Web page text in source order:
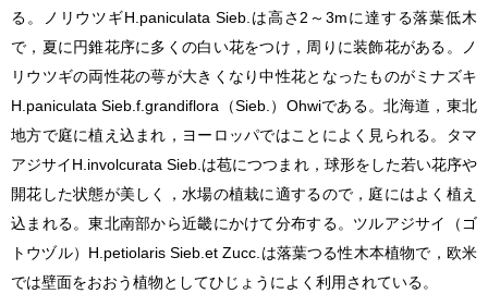
る。ノリウツギH.paniculata Sieb.は高さ2～3mに達する落葉低木
で，夏に円錐花序に多くの白い花をつけ，周りに装飾花がある。ノ
リウツギの両性花の萼が大きくなり中性花となったものがミナズキ
H.paniculata Sieb.f.grandiflora （Sieb.）Ohwiである。北海道，東北
地方で庭に植え込まれ，ヨーロッパではことによく見られる。タマ
アジサイH.involcurata Sieb.は苞につつまれ，球形をした若い花序や
開花した状態が美しく，水場の植栽に適するので，庭にはよく植え
込まれる。東北南部から近畿にかけて分布する。ツルアジサイ（ゴ
トウヅル） H.petiolarisSieb.et Zucc.は落葉つる性木本植物で，欧米
では壁面をおおう植物としてひじょうによく利用されている。